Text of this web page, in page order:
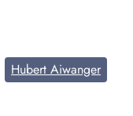
Hubert Aiwanger